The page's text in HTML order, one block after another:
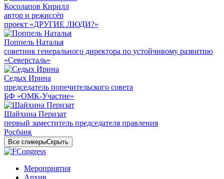
Косолапов Кирилл
автор и режиссёр
проект «ДРУГИЕ ЛЮДИ?»
Поппель Наталья
советник генерального директора по устойчивому развитию
«Северсталь»
Седых Ирина
председатель попечительского совета
БФ «ОМК-Участие»
Шайхина Перизат
первый заместитель председателя правления
Росбанк
Все спикерыСкрыть
Мероприятия
Архив